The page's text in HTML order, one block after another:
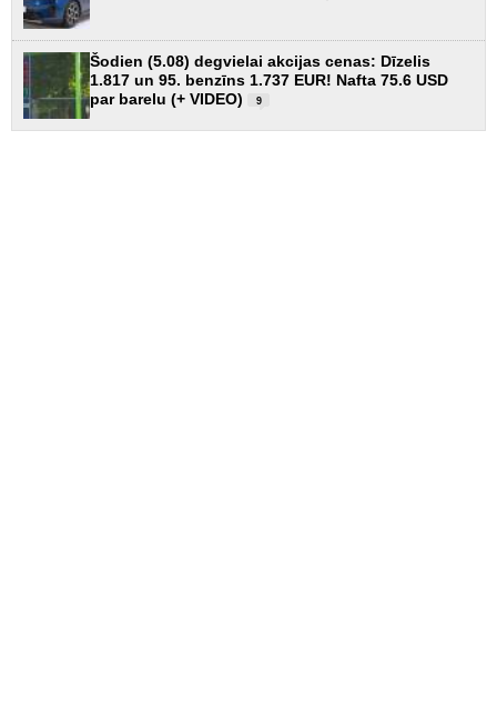
Šodien (5.08) degvielai akcijas cenas: Dīzelis
1.817 un 95. benzīns 1.737 EUR! Nafta 75.6 USD
par barelu (+ VIDEO)
9